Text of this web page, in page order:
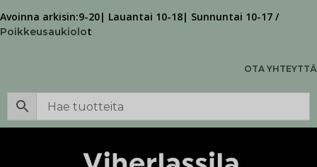
Avoinna arkisin:9-20| Lauantai 10-18| Sunnuntai 10-17 /
Poikkeusaukiolot
OTA YHTEYTTÄ